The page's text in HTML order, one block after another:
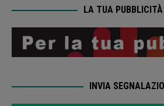
LA TUA PUBBLICITÀ
INVIA